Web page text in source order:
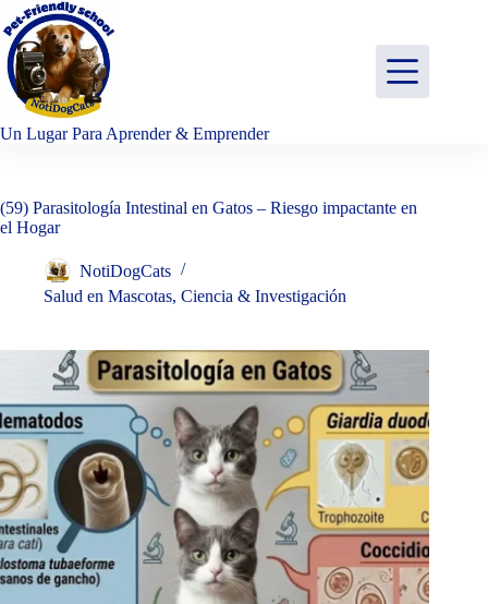
Saltar
al
contenido
Un Lugar Para Aprender & Emprender
(59) Parasitología Intestinal en Gatos – Riesgo impactante en
el Hogar
NotiDogCats
Salud en Mascotas, Ciencia & Investigación